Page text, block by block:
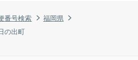
番号検索
福岡県
の出町